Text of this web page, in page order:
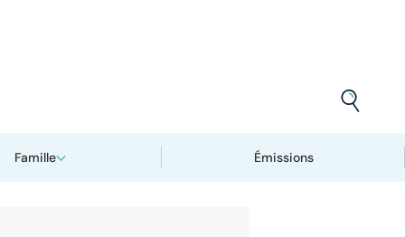
Famille Émissions